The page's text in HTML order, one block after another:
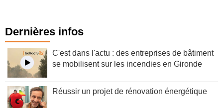
Dernières infos
C'est dans l'actu : des entreprises de bâtiment
se mobilisent sur les incendies en Gironde
Réussir un projet de rénovation énergétique